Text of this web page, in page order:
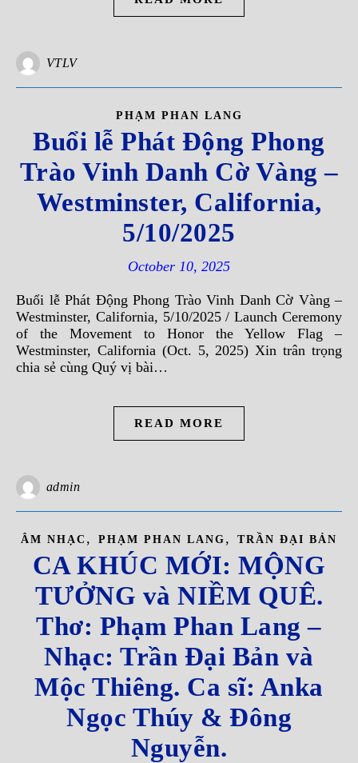
VTLV
PHẠM PHAN LANG
Buổi lễ Phát Động Phong
Trào Vinh Danh Cờ Vàng –
Westminster, California,
5/10/2025
October 10, 2025
Buổi lễ Phát Động Phong Trào Vinh Danh Cờ Vàng –
Westminster, California, 5/10/2025 / Launch Ceremony
of the Movement to Honor the Yellow Flag –
Westminster, California (Oct. 5, 2025) Xin trân trọng
chia sẻ cùng Quý vị bài…
READ MORE
admin
ÂM NHẠC , PHẠM PHAN LANG , TRẦN ĐẠI BẢN
CA KHÚC MỚI: MỘNG
TƯỞNG và NIỀM QUÊ.
Thơ: Phạm Phan Lang –
Nhạc: Trần Đại Bản và
Mộc Thiêng. Ca sĩ: Anka
Ngọc Thúy & Đông
Nguyễn.